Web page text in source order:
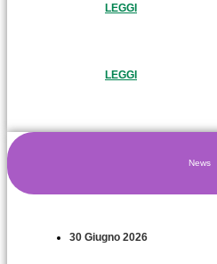
LEGGI
LEGGI
News
30 Giugno 2026